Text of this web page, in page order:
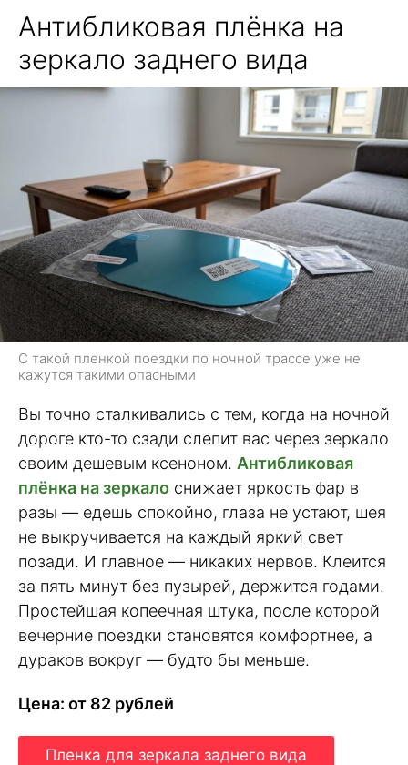
Антибликовая плёнка на
зеркало заднего вида
С такой пленкой поездки по ночной трассе уже не
кажутся такими опасными
Вы точно сталкивались с тем, когда на ночной
дороге кто-то сзади слепит вас через зеркало
своим дешевым ксеноном. Антибликовая
плёнка на зеркало снижает яркость фар в
разы — едешь спокойно, глаза не устают, шея
не выкручивается на каждый яркий свет
позади. И главное — никаких нервов. Клеится
за пять минут без пузырей, держится годами.
Простейшая копеечная штука, после которой
вечерние поездки становятся комфортнее, а
дураков вокруг — будто бы меньше.
Цена: от 82 рублей
Пленка для зеркала заднего вида